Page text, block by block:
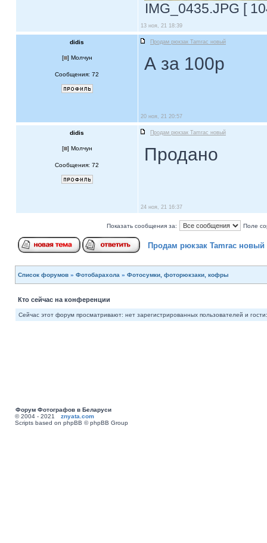
IMG_0435.JPG [
13 ноя, 21 18:39
didis Продам рюкзак Tamrac новый
[ ] Молчун
Сообщения: 72
А за 100р
20 ноя, 21 20:57
didis Продам рюкзак Tamrac новый
[ ] Молчун
Сообщения: 72
Продано
24 ноя, 21 16:37
Показать сообщения за: Поле
Продам рюкзак Tamrac новый
Список форумов » Фотобарахола » Фотосумки, фоторюкзаки, кофры
Кто сейчас на конференции
Сейчас этот форум просматривают: нет зарегистрированных пользователей и
Форум Фотографов в Беларуси
© 2004 - 2021 znyata.com
Scripts based on phpBB © phpBB Group